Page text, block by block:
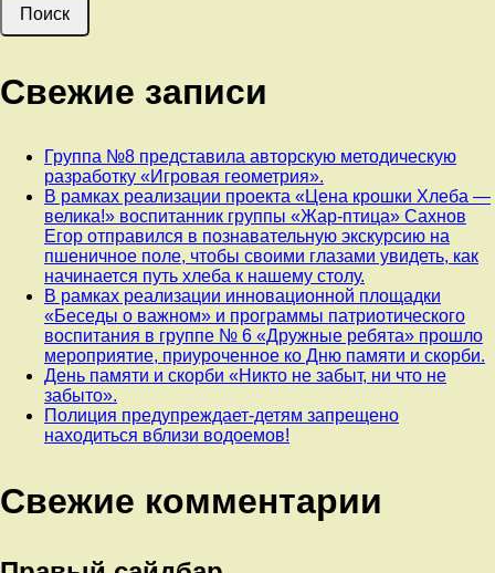
Свежие записи
Группа №8 представила авторскую методическую
разработку «Игровая геометрия».
В рамках реализации проекта «Цена крошки Хлеба —
велика!» воспитанник группы «Жар-птица» Сахнов
Егор отправился в познавательную экскурсию на
пшеничное поле, чтобы своими глазами увидеть, как
начинается путь хлеба к нашему столу.
В рамках реализации инновационной площадки
«Беседы о важном» и программы патриотического
воспитания в группе № 6 «Дружные ребята» прошло
мероприятие, приуроченное ко Дню памяти и скорби.
День памяти и скорби «Никто не забыт, ни что не
забыто».
Полиция предупреждает-детям запрещено
находиться вблизи водоемов!
Свежие комментарии